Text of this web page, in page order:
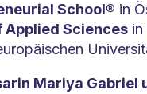
School® in
Applied Sciencesin
Mariya Gabriel